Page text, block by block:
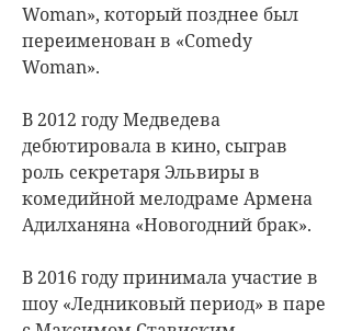
Woman», который позднее был
переименован в «Comedy
Woman».
В 2012 году Медведева
дебютировала в кино, сыграв
роль секретаря Эльвиры в
комедийной мелодраме Армена
Адилханяна «Новогодний брак».
В 2016 году принимала участие в
шоу «Ледниковый период» в паре